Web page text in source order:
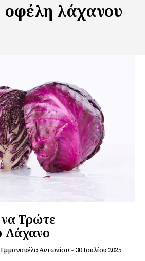
οφέλη λάχανου
να Τρώτε
Λάχανο
Εμμανουέλα Αντωνίου - 30 Ιουλίου 2025